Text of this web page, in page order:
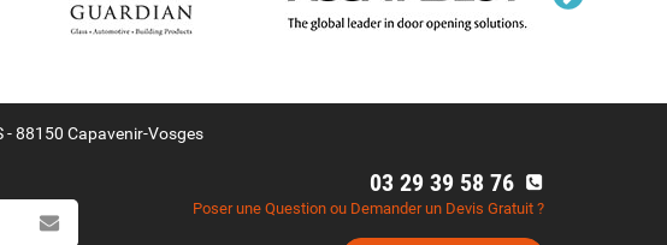
- 88150 Capavenir-Vosges
03 29 39 58 76
Poser une Question ou Demander un Devis Gratuit ?